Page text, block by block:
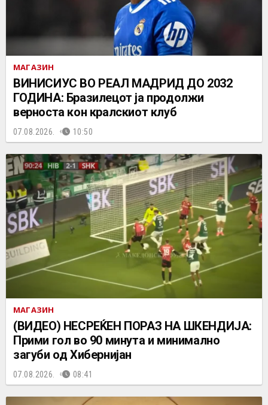
МАГАЗИН
ВИНИСИУС ВО РЕАЛ МАДРИД ДО 2032
ГОДИНА: Бразилецот ја продолжи
верноста кон кралскиот клуб
07.08.2026. 10:50
МАГАЗИН
(ВИДЕО) НЕСРЕЌЕН ПОРАЗ НА ШКЕНДИЈА:
Прими гол во 90 минута и минимално
загуби од Хибернијан
07.08.2026. 08:41